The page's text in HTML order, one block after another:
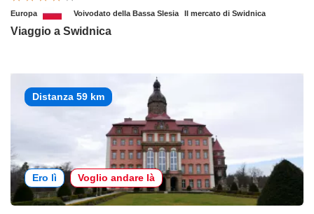
Europa Voivodato della Bassa Slesia Il mercato di Swidnica
Viaggio a Swidnica
Distanza 59 km
Ero lì Voglio andare là